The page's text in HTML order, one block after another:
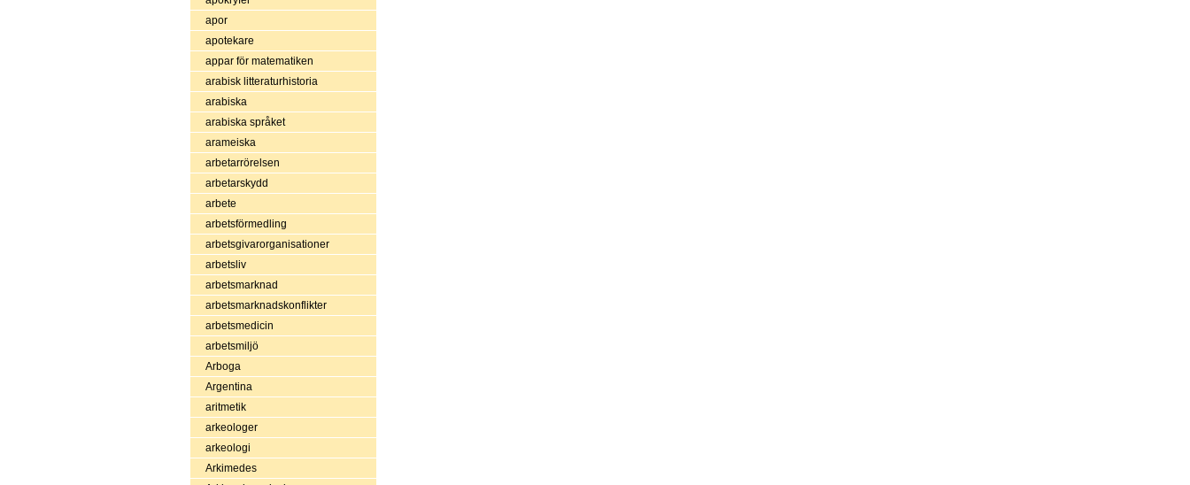
apor
apotekare
appar för matematiken
arabisk litteraturhistoria
arabiska
arabiska språket
arameiska
arbetarrörelsen
arbetarskydd
arbete
arbetsförmedling
arbetsgivarorganisationer
arbetsliv
arbetsmarknad
arbetsmarknadskonflikter
arbetsmedicin
arbetsmiljö
Arboga
Argentina
aritmetik
arkeologer
arkeologi
Arkimedes